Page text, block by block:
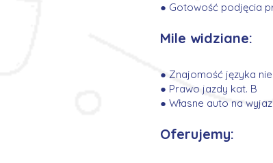
● Gotowość podjęcia
Mile widziane:
● Znajomość języka
● Prawo jazdy kat. B
● Własne auto na
Oferujemy: